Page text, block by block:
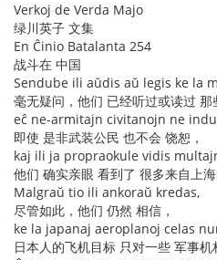
Verkoj de Verda Majo
绿川英子 文集
En Ĉinio Batalanta 254
战斗在 中国
Sendube ili aŭdis aŭ legis ke la
毫无疑问，他们 已经听过或读过 那
eĉ ne-armitajn civitanojn ne
即使 是非武装公民 也不会 饶恕，
kaj ili ja propraokule vidis
他们 确实亲眼 看到了 很多来自上海
Malgraŭ tio ili ankoraŭ kredas,
尽管如此，他们 仍然 相信，
ke la japanaj aeroplanoj celas
日本人的飞机目标 只对一些 军事机